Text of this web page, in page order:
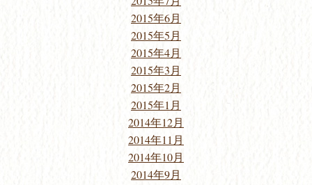
2015年6月
2015年5月
2015年4月
2015年3月
2015年2月
2015年1月
2014年12月
2014年11月
2014年10月
2014年9月